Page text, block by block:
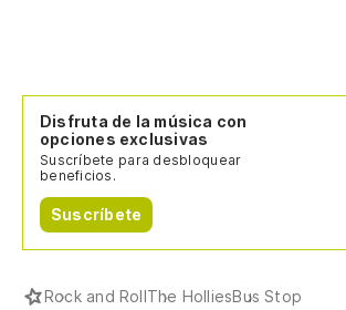
Disfruta de la música con
opciones exclusivas
Suscríbete para desbloquear
beneficios.
Suscríbete
Rock and RollThe HolliesBus Stop